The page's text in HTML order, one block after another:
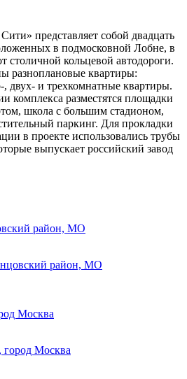
представляет собой двадцать
в подмосковной Лобне, в
столичной кольцевой автодороги.
разноплановые квартиры:
двух- и трехкомнатные квартиры.
комплекса разместятся площадки
школа с большим стадионом,
паркинг. Для прокладки
в проекте использовались трубы
выпускает российский завод
район, МО
город Москва